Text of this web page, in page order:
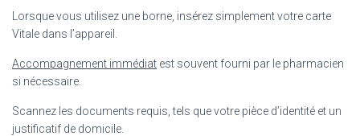
Lorsque vous utilisez une borne, insérez simplement votre carte
Vitale dans l’appareil.
Accompagnement immédiat est souvent fourni par le pharmacien
si nécessaire.
Scannez les documents requis, tels que votre pièce d’identité et un
justificatif de domicile.